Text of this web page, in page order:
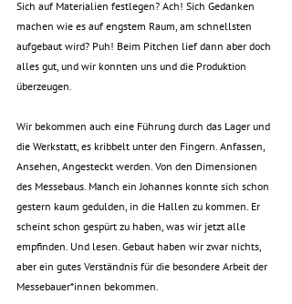
Sich auf Materialien festlegen? Ach! Sich Gedanken
machen wie es auf engstem Raum, am schnellsten
aufgebaut wird? Puh! Beim Pitchen lief dann aber doch
alles gut, und wir konnten uns und die Produktion
überzeugen.
Wir bekommen auch eine Führung durch das Lager und
die Werkstatt, es kribbelt unter den Fingern. Anfassen,
Ansehen, Angesteckt werden. Von den Dimensionen
des Messebaus. Manch ein Johannes konnte sich schon
gestern kaum gedulden, in die Hallen zu kommen. Er
scheint schon gespürt zu haben, was wir jetzt alle
empfinden. Und lesen. Gebaut haben wir zwar nichts,
aber ein gutes Verständnis für die besondere Arbeit der
Messebauer*innen bekommen.